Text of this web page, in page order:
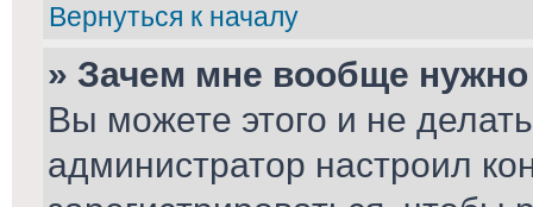
Вернуться к началу
» Зачем мне вообще нужно
Вы можете этого и не
администратор настроил